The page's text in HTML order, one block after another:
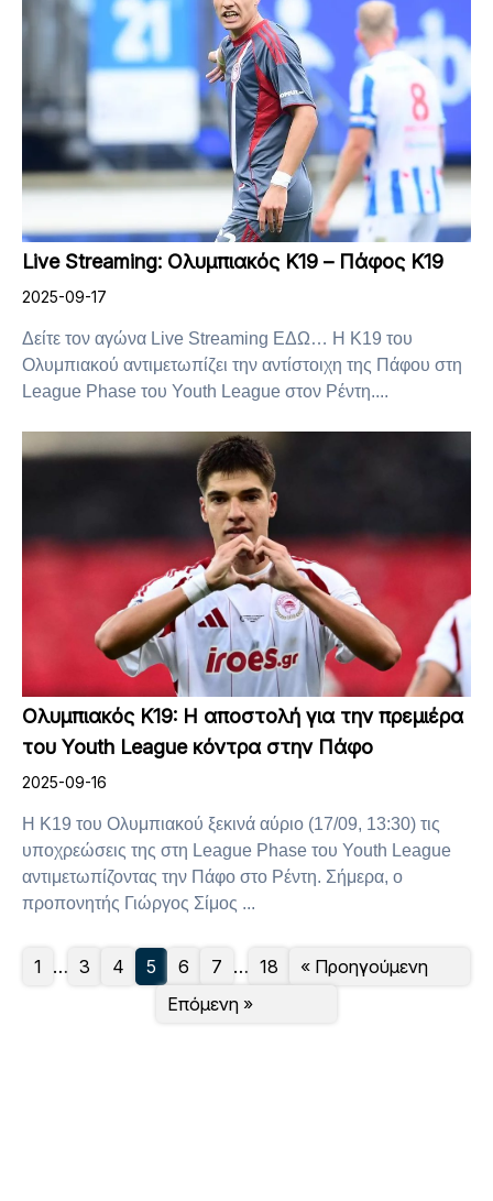
Live Streaming: Ολυμπιακός Κ19 – Πάφος Κ19
2025-09-17
Δείτε τον αγώνα Live Streaming ΕΔΩ… Η Κ19 του
Ολυμπιακού αντιμετωπίζει την αντίστοιχη της Πάφου στη
League Phase του Youth League στον Ρέντη....
Ολυμπιακός Κ19: Η αποστολή για την πρεμιέρα
του Youth League κόντρα στην Πάφο
2025-09-16
Η Κ19 του Ολυμπιακού ξεκινά αύριο (17/09, 13:30) τις
υποχρεώσεις της στη League Phase του Youth League
αντιμετωπίζοντας την Πάφο στο Ρέντη. Σήμερα, ο
προπονητής Γιώργος Σίμος ...
« Προηγούμενη
1 … 3 4 5 6 7 … 18
Επόμενη »